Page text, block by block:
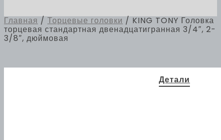
Главная / Торцевые головки / KING TONY Головка
торцевая стандартная двенадцатигранная 3/4″, 2-
3/8″, дюймовая
Детали